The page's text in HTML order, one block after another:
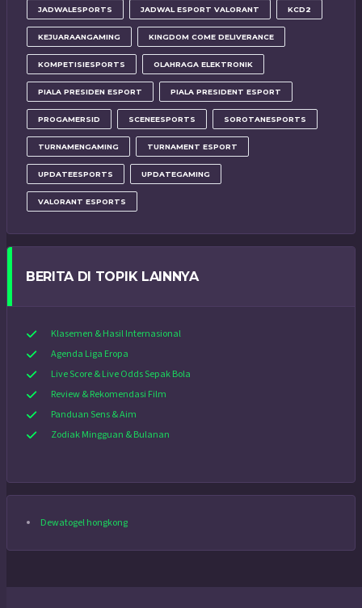
JADWALESPORTS JADWAL ESPORT VALORANT KCD2
KEJUARAANGAMING KINGDOM COME DELIVERANCE
KOMPETISIESPORTS OLAHRAGA ELEKTRONIK
PIALA PRESIDEN ESPORT PIALA PRESIDENT ESPORT
PROGAMERSID SCENEESPORTS SOROTANESPORTS
TURNAMENGAMING TURNAMENT ESPORT
UPDATEESPORTS UPDATEGAMING
VALORANT ESPORTS
BERITA DI TOPIK LAINNYA
Klasemen & Hasil Internasional
Agenda Liga Eropa
Live Score & Live Odds Sepak Bola
Review & Rekomendasi Film
Panduan Sens & Aim
Zodiak Mingguan & Bulanan
Dewatogel hongkong